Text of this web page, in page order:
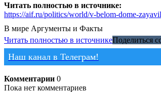
Читать полностью в источнике:
https://aif.ru/politics/world/v-belom-dome-
В мире Аргументы и Факты
Читать полностью в источникеПоделиться
Наш канал в Телеграм!
Комментарии 0
Пока нет комментариев